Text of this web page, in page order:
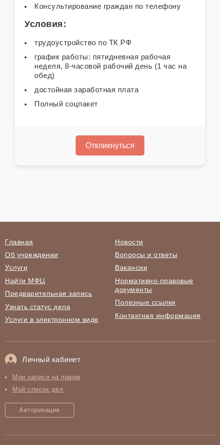
Консультирование граждан по телефону
Условия:
трудоустройство по ТК РФ
график работы: пятидневная рабочая
неделя, 8-часовой рабочий день (1 час на
обед)
достойная заработная плата
Полный соцпакет
Откликнуться
Главная
Об учреждении
Услуги
Найти МФЦ
Предварительная запись
Узнать статус дела
Услуги в электронном виде
Новости
Вопросы и ответы
Вакансии
Нормативно-правовые
документы
Полезные ссылки
Контактная информация
Личный кабинет
Мои записи на прием
Мой список дел
Авторизация